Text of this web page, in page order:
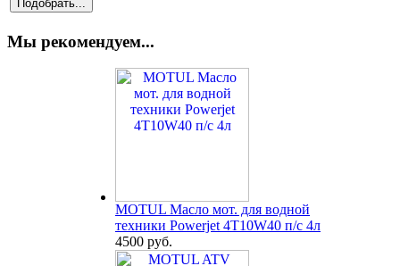
Мы рекомендуем...
MOTUL Масло мот. для водной
техники Powerjet 4T10W40 п/с 4л
4500 руб.